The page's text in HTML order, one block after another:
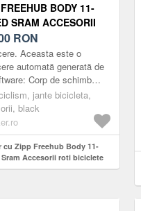
BODY 11-
SRAM ACCESORII
RON
Aceasta este o
automată generată de
Corp de schimb
butuc / roți Zipp.
177 (2015 -)
-) 176...
jante bicicleta,
black
cu Zipp Freehub Body 11-
Sram Accesorii roti biciclete